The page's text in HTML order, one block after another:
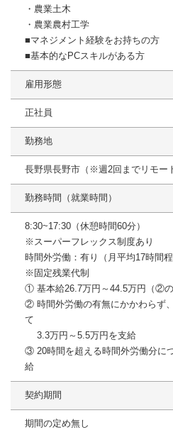
・農業土木
・農業農村工学
■マネジメント経験をお持ちの方
■基本的なPCスキルがある方
雇用形態
正社員
勤務地
長野県長野市（※週2回までリモー
勤務時間（就業時間）
8:30~17:30（休憩時間60分）
※スーパーフレックス制度あり
時間外労働：有り（月平均17時間程
※固定残業代制
① 基本給26.7万円～44.5万円（②の
② 時間外労働の有無にかかわらず
て
3.3万円～5.5万円を支給
③ 20時間を超える時間外労働分に
給
契約期間
期間の定め無し